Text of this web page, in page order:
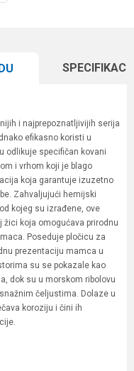
i najprepoznatljivijih serija
efikasno koristi u
odlikuje specifičan kovani
i vrhom koji je blago
koja garantuje izuzetno
Zahvaljujući hemijski
kojeg su izrađene, ove
koja omogućava prirodnu
Poseduje pločicu za
prezentaciju mamca u
su se pokazale kao
dok su u morskom ribolovu
čeljustima. Dolaze u
koroziju i čini ih